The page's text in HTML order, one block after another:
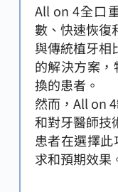
All on 4全口
數、快速恢復
與傳統植牙相
的解決方案
換的患者。
然而，All on
和對牙醫師技
患者在選擇
求和預期效果